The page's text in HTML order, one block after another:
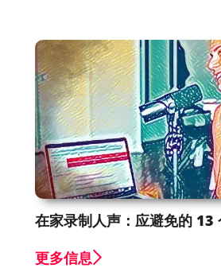
在家录制人声：应避免的 13
更多信息